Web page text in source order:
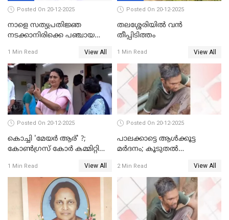
Posted On 20-12-2025
നാളെ സത്യപ്രതിജ്ഞ
നടക്കാനിരിക്കെ പഞ്ചായത്ത്
1 Min Read View All
Posted On 20-12-2025
തലശ്ശേരിയിൽ വൻ
തീപ്പിടിത്തം
1 Min Read View All
Posted On 20-12-2025
കൊച്ചി 'മേയർ ആര്' ?;
കോണ്‍ഗ്രസ് കോര്‍ കമ്മിറ്റി
1 Min Read View All
Posted On 20-12-2025
പാലക്കാട്ടെ ആള്‍ക്കൂട്ട
മര്‍ദനം; കൂടുതല്‍
അംഗ സംഘമെന്ന് വിവരം
2 Min Read View All